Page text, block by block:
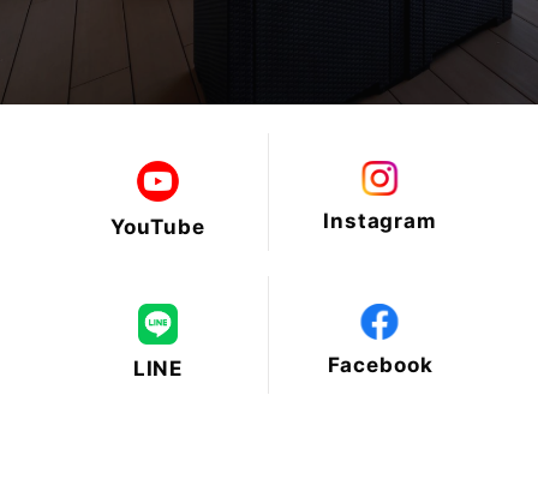
2025年1月
2024年12月
2024年11月
2024年10月
YouTube Instagram
LINE Facebook